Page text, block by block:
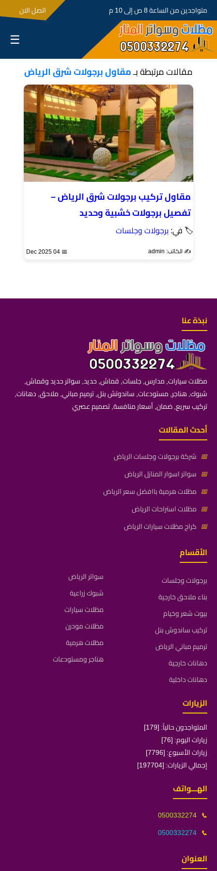
متواجدين من الساعة 8 ص إلى 10 م اتصل الان
☰
مقالات مرتبطة بـمقاول برجولات شرق الرياض
مقاول تركيب برجولات شرق الرياض –
تفصيل برجولات خشبية وحديد
🏷 في: برجولات وجلسات
✍️ الكاتب: admin 📅 04 Dec 2025
نبذة عنا
مظلات سيارات, مدارس, جلسات, قماش, حديد, سواتر حديد وقماش,
شبوك, هناجر, مستودعات, ساندوتش بنل, ترميم مباني, ملاحق, دهانات,
تركيب سريع, ضمان, أسعار منافسة, تصميم عصري
أحدث المقالات
📅 شركة برجولات وجلسات الرياض
📅 سواتر اسوار المنازل الرياض
📅 مظلات هرمية باافضل سعر الرياض
📅 مظلات استراحات الرياض
📅 كراج مظلات سيارات الرياض
الأقسام
برجولات وجلسات
بناء ملاحق خارجية
بيوت شعر وخيام
تركيب ساندوش بنل
ترميم مباني الرياض
دهانات خارجية
دهانات داخلية
سواتر الرياض
شبوك زراعية
مظلات سيارات
مظلات مودرن
مظلات هرمية
هناجر ومستودعات
الزيارات
المتواجدون حالياً: [179]
زيارات اليوم: [76]
زيارات الأسبوع: [7796]
إجمالي الزيارات: [197704]
الهـــواتف
📞
0500332274
📞
0500332274
العنوان